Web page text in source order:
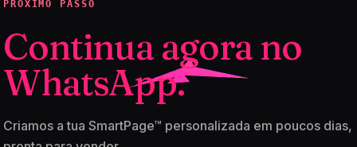
PRÓXIMO PASSO
Continua agora no
WhatsApp.
Criamos a tua SmartPage™ personalizada em poucos dias,